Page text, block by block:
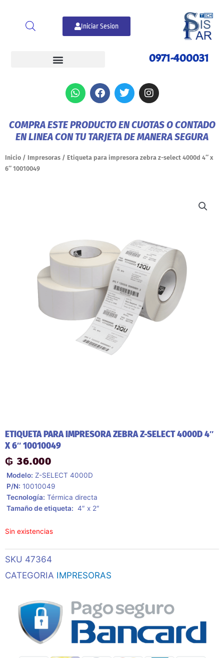
contenido
Iniciar Sesion
0971-400031
W
h
s
a
p
F
a
b
o
k
T
w
t
e
I
n
a
g
a
COMPRA ESTE PRODUCTO EN CUOTAS O CONTADO
EN LINEA CON TU TARJETA DE MANERA SEGURA
Inicio / Impresoras / Etiqueta para impresora zebra z-select 4000d 4″ x
6″ 10010049
ETIQUETA PARA IMPRESORA ZEBRA Z-SELECT 4000D 4″
X 6″ 10010049
₲ 36.000
 Modelo: Z-SELECT 4000D
 P/N: 10010049
 Tecnología: Térmica directa
 Tamaño de etiqueta: 4″ x 2″
Sin existencias
SKU 47364
CATEGORIA IMPRESORAS